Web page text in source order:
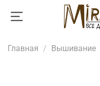
Главная Вышивание